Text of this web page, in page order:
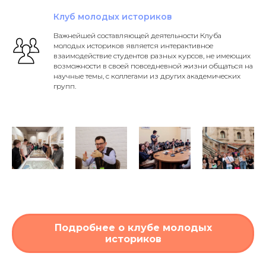
Клуб молодых историков
Важнейшей составляющей деятельности Клуба
молодых историков является интерактивное
взаимодействие студентов разных курсов, не имеющих
возможности в своей повседневной жизни общаться на
научные темы, с коллегами из других академических
групп.
Подробнее о клубе молодых
историков